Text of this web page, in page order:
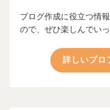
ブログ作成に役立つ情
ので、ぜひ楽しんでいっ
詳しいプロ